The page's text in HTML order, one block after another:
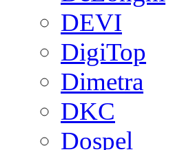
DEVI
DigiTop
Dimetra
DKC
Dospel